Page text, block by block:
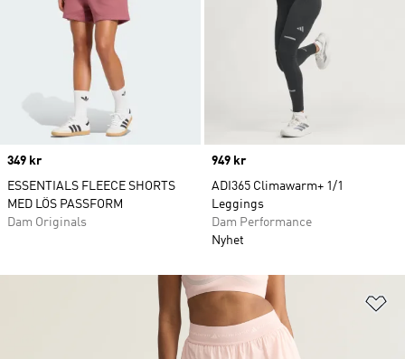
Price
349 kr
ESSENTIALS FLEECE SHORTS
MED LÖS PASSFORM
Dam Originals
Price
949 kr
ADI365 Climawarm+ 1/1
Leggings
Dam Performance
Nyhet